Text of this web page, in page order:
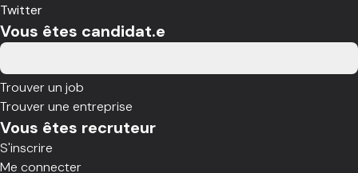
Twitter
Vous êtes candidat.e
Trouver un job
Trouver une entreprise
Vous êtes recruteur
S'inscrire
Me connecter